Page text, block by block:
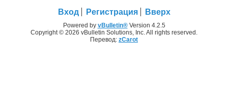
Вход Регистрация Вверх
Powered by vBulletin®Version 4.2.5
Copyright © 2026 vBulletin Solutions, Inc. All rights reserved.
Перевод: zCarot